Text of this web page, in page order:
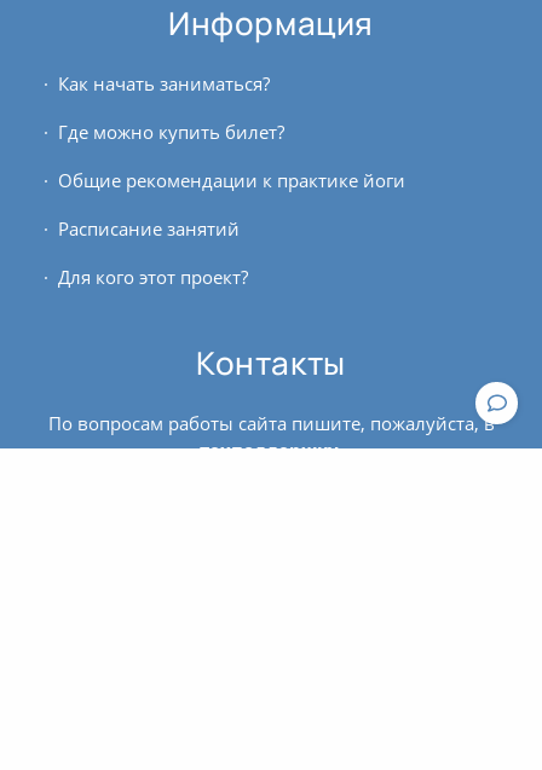
Информация
Как начать заниматься?
Где можно купить билет?
Общие рекомендации к практике йоги
Расписание занятий
Для кого этот проект?
Контакты
По вопросам работы сайта пишите, пожалуйста, в
техподдержку.